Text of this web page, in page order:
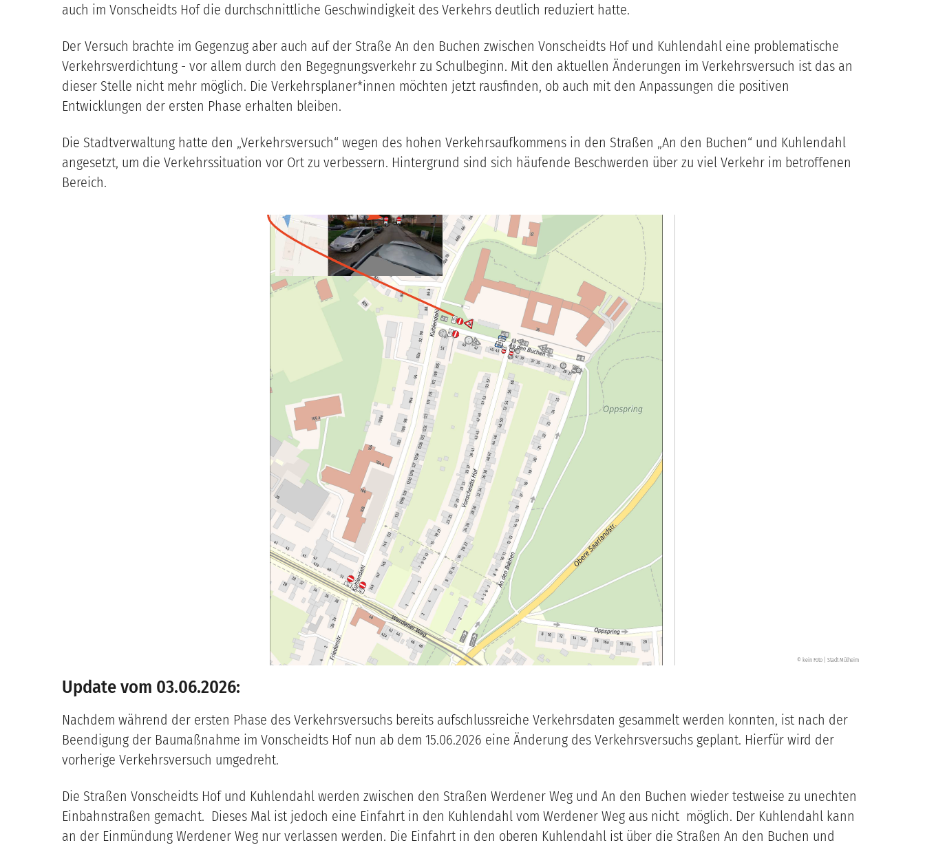
auch im Vonscheidts Hof die durchschnittliche Geschwindigkeit des Verkehrs deutlich reduziert hatte.
Der Versuch brachte im Gegenzug aber auch auf der Straße An den Buchen zwischen Vonscheidts Hof und Kuhlendahl eine problematische
Verkehrsverdichtung - vor allem durch den Begegnungsverkehr zu Schulbeginn. Mit den aktuellen Änderungen im Verkehrsversuch ist das an
dieser Stelle nicht mehr möglich. Die Verkehrsplaner*innen möchten jetzt rausfinden, ob auch mit den Anpassungen die positiven
Entwicklungen der ersten Phase erhalten bleiben.
Die Stadtverwaltung hatte den „Verkehrsversuch“ wegen des hohen Verkehrsaufkommens in den Straßen „An den Buchen“ und Kuhlendahl
angesetzt, um die Verkehrssituation vor Ort zu verbessern. Hintergrund sind sich häufende Beschwerden über zu viel Verkehr im betroffenen
Bereich.
© kein Foto | Stadt Mülheim
Update vom 03.06.2026:
Nachdem während der ersten Phase des Verkehrsversuchs bereits aufschlussreiche Verkehrsdaten gesammelt werden konnten, ist nach der
Beendigung der Baumaßnahme im Vonscheidts Hof nun ab dem 15.06.2026 eine Änderung des Verkehrsversuchs geplant. Hierfür wird der
vorherige Verkehrsversuch umgedreht.
Die Straßen Vonscheidts Hof und Kuhlendahl werden zwischen den Straßen Werdener Weg und An den Buchen wieder testweise zu unechten
Einbahnstraßen gemacht. Dieses Mal ist jedoch eine Einfahrt in den Kuhlendahl vom Werdener Weg aus nicht möglich. Der Kuhlendahl kann
an der Einmündung Werdener Weg nur verlassen werden. Die Einfahrt in den oberen Kuhlendahl ist über die Straßen An den Buchen und